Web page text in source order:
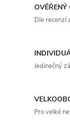
OVĚŘENÝ
Dle recenzí
Jedinečný
Pro velké